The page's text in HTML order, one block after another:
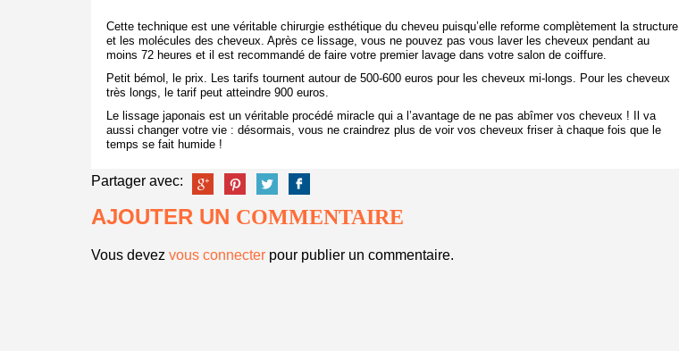
Cette technique est une véritable chirurgie esthétique du cheveu puisqu’elle reforme complètement la structure
et les molécules des cheveux. Après ce lissage, vous ne pouvez pas vous laver les cheveux pendant au
moins 72 heures et il est recommandé de faire votre premier lavage dans votre salon de coiffure.
Petit bémol, le prix. Les tarifs tournent autour de 500-600 euros pour les cheveux mi-longs. Pour les cheveux
très longs, le tarif peut atteindre 900 euros.
Le lissage japonais est un véritable procédé miracle qui a l’avantage de ne pas abîmer vos cheveux ! Il va
aussi changer votre vie : désormais, vous ne craindrez plus de voir vos cheveux friser à chaque fois que le
temps se fait humide !
Partager avec:
AJOUTER UN COMMENTAIRE
Vous devez vous connecter pour publier un commentaire.